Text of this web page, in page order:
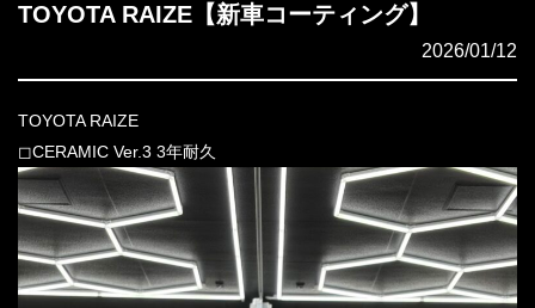
TOYOTA RAIZE【新車コーティング】
2026/01/12
TOYOTA RAIZE
◻︎CERAMIC Ver.3 3年耐久